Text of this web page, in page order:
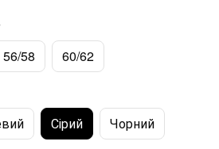
56/58 60/62
Сірий Чорний